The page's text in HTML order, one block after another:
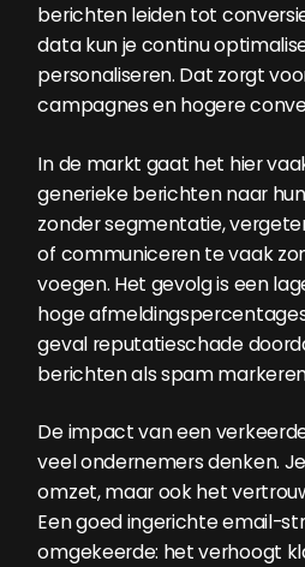
berichten leiden tot
data kun je continu
personaliseren. Dat zorgt
campagnes en hogere
In de markt gaat het hier
generieke berichten naar
zonder segmentatie,
of communiceren te vaak
voegen. Het gevolg is een
hoge
geval reputatieschade
berichten als spam
De impact van een
veel ondernemers denken.
omzet, maar ook het
Een goed ingerichte email-
omgekeerde: het verhoogt